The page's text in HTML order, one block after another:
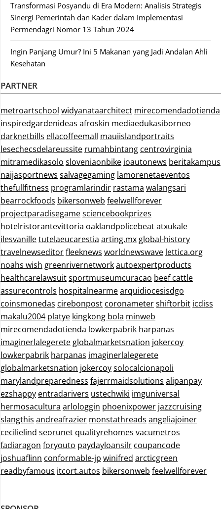
Transformasi Posyandu di Era Modern: Analisis Strategis
Sinergi Pemerintah dan Kader dalam Implementasi
Permendagri Nomor 13 Tahun 2024
Ingin Panjang Umur? Ini 5 Makanan yang Jadi Andalan Ahli
Kesehatan
PARTNER
metroartschool widyanataarchitect mirecomendadotienda
inspiredgardenideas afroskin mediaedukasiborneo
darknetbills ellacoffeemall mauiislandportraits
lesechecsdelareussite rumahbintang centrovirginia
mitramedikasolo sloveniaonbike ioautonews beritakampus
naijasportnews salvagegaming lamorenetaeventos
thefullfitness programlarindir rastama walangsari
bearrockfoods bikersonweb feelwellforever
projectparadisegamesciencebookprizes
hotelristorantevittoria oaklandpolicebeatatxukale
ilesvanilletutelaeucarestia arting.mxglobal-history
travelnewseditorfleeknews worldnewswave lettica.org
noahs wish greenrivernetworkautoexpertproducts
healthcarelawsuitsportmuseumcuracao beef cattle
assurecontrols hospitalnearmearquidiocesisdgo
coinsmonedas cirebonpost coronametershiftorbit icdiss
makalu2004 platye kingkong bola minweb
mirecomendadotienda lowkerpabrik harpanas
imaginerlalegereteglobalmarketsnation jokercoy
lowkerpabrik harpanas imaginerlalegerete
globalmarketsnation jokercoysolocalcionapoli
marylandpreparedness fajerrmaidsolutions alipanpay
ezshappy entradarivers ustechwiki imguniversal
hermosacultura arlologgin phoenixpower jazzcruising
slangthis andreafrazier monstathreads angeliajoiner
cecilielind seorunet qualityrehomes vacumetros
fadiaragon foryouto paydayloansilr coupancode
joshuaflinn conformable-jp winifred arcticgreen
readbyfamous itcort.autos bikersonweb feelwellforever